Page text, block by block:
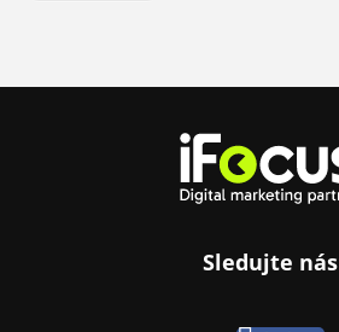
Sledujte nás